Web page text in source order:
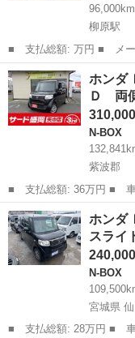
96,000km
柳原駅
■ 支払総額: 万円 ■ メ
BOX ■ 4WD ■ 排気量： 660cc ■ ミッション： AT4 ■ 年式
（年）： 2015 ■ 走行
岩手 北上市 柳原駅
ホンダ
Ｄ 両
N-BOX
紫波郡
■ 支払総額: 36万円 ■ 車両本体価格： 310,000 円 ■ メーカー
名： ホンダ ■ 車種名
パッケージ ４ＷＤ 両側
ィオ Ｂｌｕｅｔ...
岩手 紫波郡 N-BOX
ホンダ
スライ
N-BOX
宮城県
■ 支払総額: 28万円 ■ 車両本体価格： 240,000 円 ■ メーカー